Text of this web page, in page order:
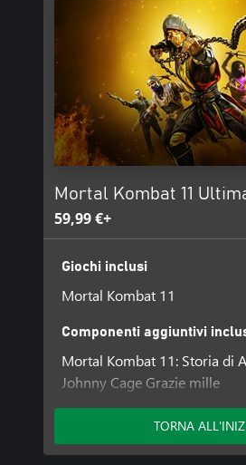
Mortal Kombat 11
59,99 €+
Giochi inclusi
Mortal Kombat 11
Componenti aggiuntivi
Mortal Kombat 11: Storia di
Johnny Cage Grazie mille
Pacchetto Skin Estate Torrida
Pacchetto Skin Femme Fatale
Pacchetto Skin Halloween
TORNA